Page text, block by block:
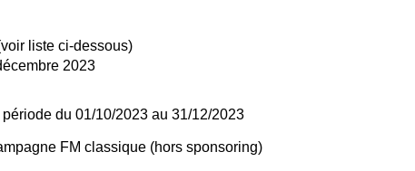
liste ci-dessous)
2023
du 01/10/2023 au 31/12/2023
FM classique (hors sponsoring)